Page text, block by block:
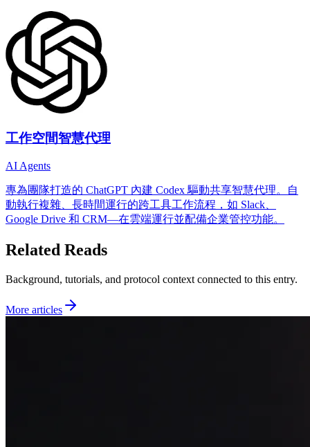
工作空間智慧代理
AI Agents
專為團隊打造的 ChatGPT 內建 Codex 驅動共享智慧代理。自
動執行複雜、長時間運行的跨工具工作流程，如 Slack、
Google Drive 和 CRM—在雲端運行並配備企業管控功能。
Related Reads
Background, tutorials, and protocol context connected to this entry.
More articles